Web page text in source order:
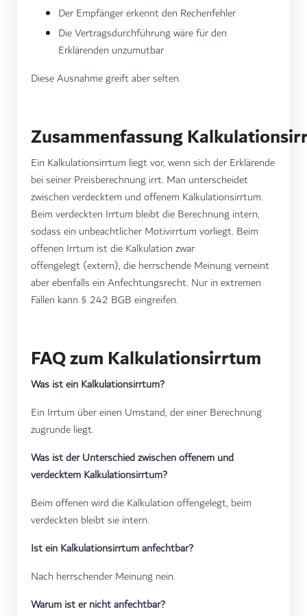
Der Empfänger erkennt den Rechenfehler
Die Vertragsdurchführung wäre für den
Erklärenden unzumutbar
Diese Ausnahme greift aber selten.
Zusammenfassung
Ein Kalkulationsirrtum liegt vor, wenn sich der Erklärende
bei seiner Preisberechnung irrt. Man unterscheidet
zwischen verdecktem und offenem Kalkulationsirrtum.
Beim verdeckten Irrtum bleibt die Berechnung intern,
sodass ein unbeachtlicher Motivirrtum vorliegt. Beim
offenen Irrtum ist die Kalkulation zwar
offengelegt (extern), die herrschende Meinung verneint
aber ebenfalls ein Anfechtungsrecht. Nur in extremen
Fällen kann § 242 BGB eingreifen.
FAQ zum Kalkulationsirrtum
Was ist ein Kalkulationsirrtum?
Ein Irrtum über einen Umstand, der einer Berechnung
zugrunde liegt.
Was ist der Unterschied zwischen offenem und
verdecktem Kalkulationsirrtum?
Beim offenen wird die Kalkulation offengelegt, beim
verdeckten bleibt sie intern.
Ist ein Kalkulationsirrtum anfechtbar?
Nach herrschender Meinung nein.
Warum ist er nicht anfechtbar?